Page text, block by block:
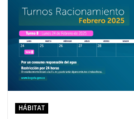
HÁBITAT